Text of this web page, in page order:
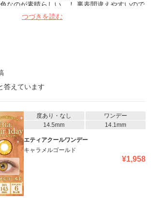
なのが素晴らしい…！ 裏表間違えやすいので
えるとめちゃくちゃズレるし痛いです！ オス
つづきを読む
答えています
度あり・なし
ワンデー
14.5mm
14.1mm
エティアクールワンデー
キャラメルゴールド
¥1,958